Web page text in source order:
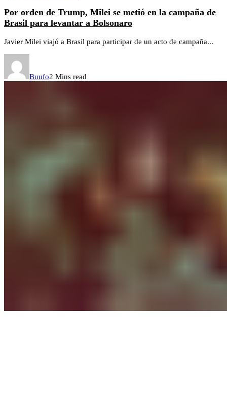
Por orden de Trump, Milei se metió en la campaña de
Brasil para levantar a Bolsonaro
Javier Milei viajó a Brasil para participar de un acto de campaña...
Buufo2 Mins read